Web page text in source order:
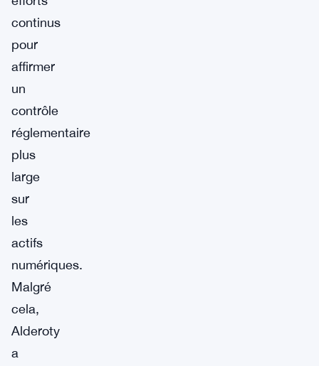
continus
pour
affirmer
un
contrôle
réglementaire
plus
large
sur
les
actifs
numériques.
Malgré
cela,
Alderoty
a